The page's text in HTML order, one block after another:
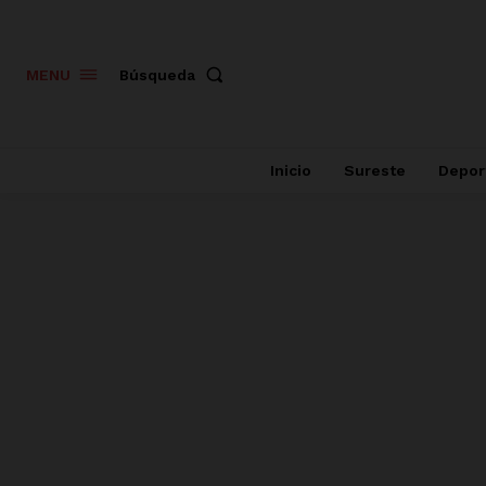
MENU Búsqueda
Inicio Sureste